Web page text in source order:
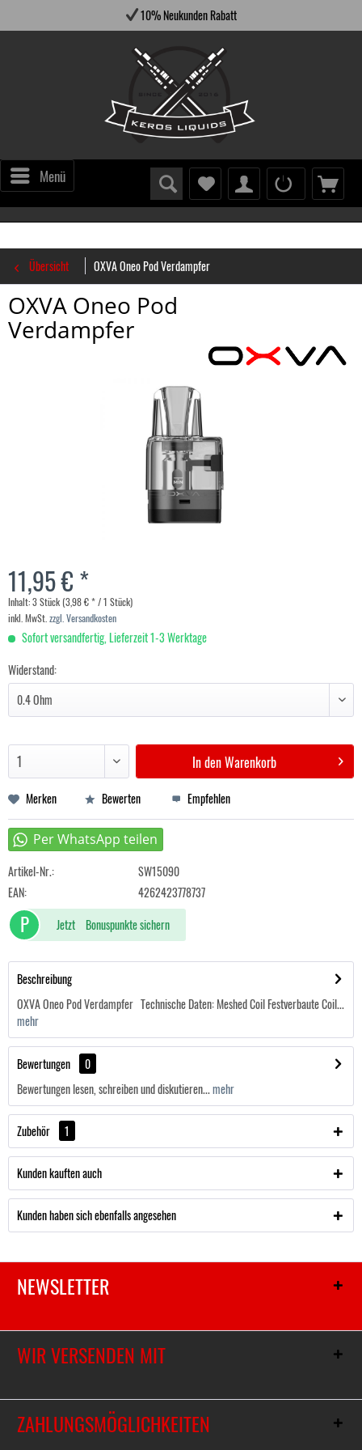
10% Neukunden Rabatt
Menü
Übersicht OXVA Oneo Pod Verdampfer
OXVA Oneo Pod
Verdampfer
11,95 € *
Inhalt:3 Stück (3,98 € * / 1 Stück)
inkl. MwSt. zzgl. Versandkosten
Sofort versandfertig, Lieferzeit 1-3 Werktage
Widerstand:
In denWarenkorb
Merken Bewerten Empfehlen
Artikel-Nr.:
SW15090
EAN:
4262423778737
P Jetzt Bonuspunkte sichern
Beschreibung
OXVA Oneo Pod Verdampfer Technische Daten: Meshed Coil Festverbaute Coil...
mehr
Bewertungen
0
Bewertungen lesen, schreiben und diskutieren...mehr
Zubehör 1
Kunden kauften auch
Kunden haben sich ebenfalls angesehen
NEWSLETTER
WIR VERSENDEN MIT
ZAHLUNGSMÖGLICHKEITEN